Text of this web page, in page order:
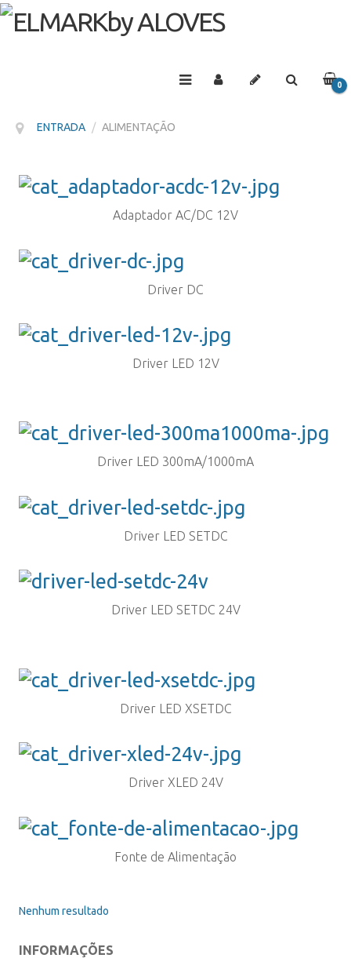
0
ENTRADA / ALIMENTAÇÃO
Adaptador AC/DC 12V
Driver DC
Driver LED 12V
Driver LED 300mA/1000mA
Driver LED SETDC
Driver LED SETDC 24V
Driver LED XSETDC
Driver XLED 24V
Fonte de Alimentação
Nenhum resultado
INFORMAÇÕES